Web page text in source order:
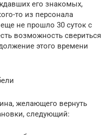
его знакомых,
то из персонала
не прошло 30 суток с
возможность свериться
этого времени
желающего вернуть
следующий: